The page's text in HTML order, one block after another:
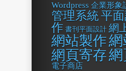
Wordpress 企業形象
管理系統平
作 書刊平面設計 網
網站製作網
網頁寄存網
電子商店